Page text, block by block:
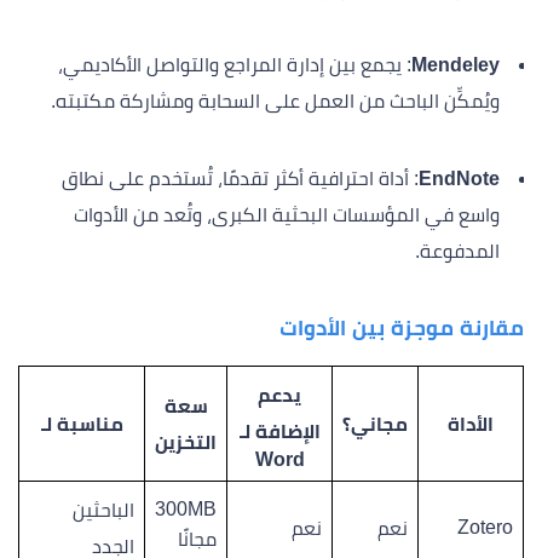
Mendeley : يجمع بين إدارة المراجع والتواصل الأكاديمي،
ويُمكِّن الباحث من العمل على السحابة ومشاركة مكتبته.
EndNote : أداة احترافية أكثر تقدمًا، تُستخدم على نطاق
واسع في المؤسسات البحثية الكبرى، وتُعد من الأدوات
المدفوعة.
مقارنة موجزة بين الأدوات
الأداة مجاني؟
يدعم
الإضافة لـ
Word
سعة
التخزين
مناسبة لـ
Zotero نعم نعم
300MB
مجانًا
الباحثين
الجدد